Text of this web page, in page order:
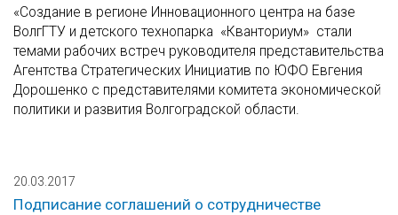
«Создание в регионе Инновационного центра на базе
ВолгГТУ и детского технопарка «Кванториум» стали
темами рабочих встреч руководителя представительства
Агентства Стратегических Инициатив по ЮФО Евгения
Дорошенко с представителями комитета экономической
политики и развития Волгоградской области.
20.03.2017
Подписание соглашений о сотрудничестве